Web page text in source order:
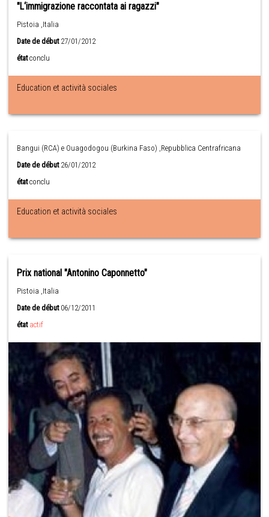
"L‘immigrazione raccontata ai ragazzi"
Pistoia ,Italia
Date de début27/01/2012
état conclu
Education et actività sociales
Bangui (RCA) e Ouagodogou (Burkina Faso) ,Repubblica Centrafricana
Date de début26/01/2012
état conclu
Education et actività sociales
Prix national "Antonino Caponnetto"
Pistoia ,Italia
Date de début06/12/2011
état actif